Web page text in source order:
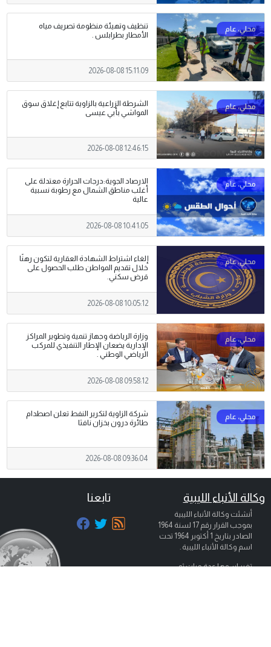
تنظيف وتهيئة منظومة تصريف مياه
الأمطار بطرابلس .
2026-08-08 15:11:09
الشرطة الزراعية بالزاوية تتابع إغلاق سوق
المواشي بأبي عيسى
2026-08-08 12:46:15
الارصاد الجوية:درجات الحرارة معتدلة على
أغلب مناطق الشمال مع رطوبة نسبية
عالية
2026-08-08 10:41:05
إلغاء اشتراط الشهادة العقارية لتكون رهنًا
خلال تقديم المواطن طلب الحصول على
قرض سكني.
2026-08-08 10:05:12
وزارة الرياضة وجهاز تنمية وتطوير المراكز
الإدارية يضعان الإطار التنفيذي للمركب
الرياضي الوطني .
2026-08-08 09:58:12
شركة الزاوية لتكرير النفط تعلن اصطدام
طائرة درون بخزان نافثا
2026-08-08 09:36:04
وكالة الأنباء الليبية
أنشئت وكالة الأنباء الليبية
بموجب القرار رقم 17 لسنة 1964
الصادر بتاريخ 1 أكتوبر 1964
تحت
اسم وكالة الأنباء الليبية .
تغير اسمها عدة مرات ثم
تابعنا